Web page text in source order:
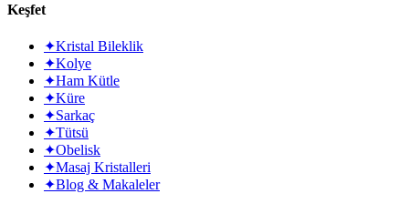
Keşfet
✦Kristal Bileklik
✦Kolye
✦Ham Kütle
✦Küre
✦Sarkaç
✦Tütsü
✦Obelisk
✦Masaj Kristalleri
✦Blog & Makaleler